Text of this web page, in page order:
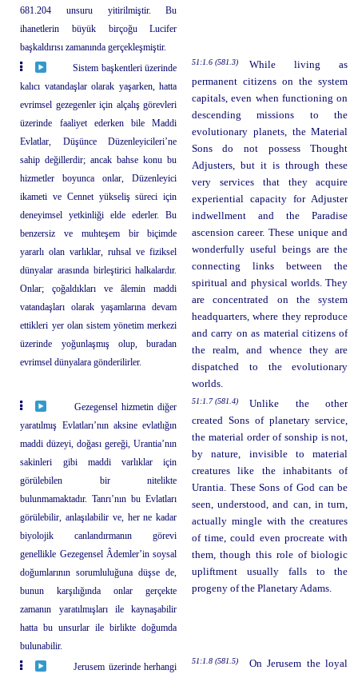
681.204 unsuru yitirilmiştir. Bu
ihanetlerin büyük birçoğu Lucifer
başkaldırısı zamanında gerçekleşmiştir.
Sistem başkentleri üzerinde
kalıcı vatandaşlar olarak yaşarken, hatta
evrimsel gezegenler için alçalış görevleri
üzerinde faaliyet ederken bile Maddi
Evlatlar, Düşünce Düzenleyicileri’ne
sahip değillerdir; ancak bahse konu bu
hizmetler boyunca onlar, Düzenleyici
ikameti ve Cennet yükseliş süreci için
deneyimsel yetkinliği elde ederler. Bu
benzersiz ve muhteşem bir biçimde
yararlı olan varlıklar, ruhsal ve fiziksel
dünyalar arasında birleştirici halkalardır.
Onlar; çoğaldıkları ve âlemin maddi
vatandaşları olarak yaşamlarına devam
ettikleri yer olan sistem yönetim merkezi
üzerinde yoğunlaşmış olup, buradan
evrimsel dünyalara gönderilirler.
51:1.6 (581.3)
While living as
permanent citizens on the system
capitals, even when functioning on
descending missions to the
evolutionary planets, the Material
Sons do not possess Thought
Adjusters, but it is through these
very services that they acquire
experiential capacity for Adjuster
indwellment and the Paradise
ascension career. These unique and
wonderfully useful beings are the
connecting links between the
spiritual and physical worlds. They
are concentrated on the system
headquarters, where they reproduce
and carry on as material citizens of
the realm, and whence they are
dispatched to the evolutionary
worlds.
Gezegensel hizmetin diğer
yaratılmış Evlatları’nın aksine evlatlığın
maddi düzeyi, doğası gereği, Urantia’nın
sakinleri gibi maddi varlıklar için
görülebilen bir nitelikte
bulunmamaktadır. Tanrı’nın bu Evlatları
görülebilir, anlaşılabilir ve, her ne kadar
biyolojik canlandırmanın görevi
genellikle Gezegensel Âdemler’in soysal
doğumlarının sorumluluğuna düşse de,
bunun karşılığında onlar gerçekte
zamanın yaratılmışları ile kaynaşabilir
hatta bu unsurlar ile birlikte doğumda
bulunabilir.
51:1.7 (581.4)
Unlike the other
created Sons of planetary service,
the material order of sonship is not,
by nature, invisible to material
creatures like the inhabitants of
Urantia. These Sons of God can be
seen, understood, and can, in turn,
actually mingle with the creatures
of time, could even procreate with
them, though this role of biologic
upliftment usually falls to the
progeny of the Planetary Adams.
Jerusem üzerinde herhangi
51:1.8 (581.5)
On Jerusem the loyal